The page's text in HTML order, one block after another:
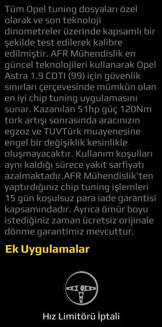
Tüm Opel tuning dosyaları özel
olarak ve son teknoloji
dinometreler üzerinde kapsamlı bir
şekilde test edilerek kalibre
edilmiştir. AFR Mühendislik en
güncel teknolojileri kullanarak Opel
Astra 1.9 CDTI (99) için güvenlik
sınırları çerçevesinde mümkün olan
en iyi chip tuning uygulamasını
sunar. Kazanılan 51hp güç 120Nm
tork artışı sonrasında aracınızın
egzoz ve TUVTürk muayenesine
engel bir değişiklik kesinlikle
oluşmayacaktır. Kullanım koşulları
aynı kaldığı sürece yakıt sarfiyatı
azalmaktadır.AFR Mühendislik'ten
yaptırdığınız chip tuning işlemleri
15 gün koşulsuz para iade garantisi
kapsamındadır. Ayrıca ömür boyu
istediğiniz zaman ücretsiz orijinale
dönme garantimiz mevcuttur.
Ek Uygulamalar
Hız Limitörü İptali